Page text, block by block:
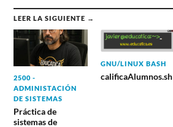
LEER LA SIGUIENTE →
2500 -
ADMINISTACIÓN
DE SISTEMAS
Práctica de
sistemas de
GNU/LINUX BASH
calificaAlumnos.sh